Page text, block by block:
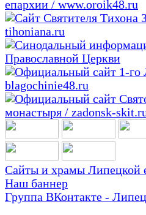
Сайты и храмы Липецкой
Наш баннер
Группа ВКонтакте -